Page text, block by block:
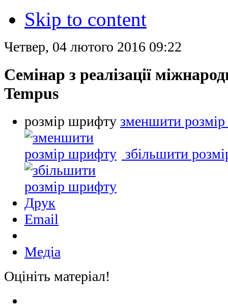
Skip to content
Четвер, 04 лютого 2016 09:22
Cемінар з реалізації
Tempus
розмір шрифту зменшити
збільшити
Друк
Email
Медіа
Оцініть матеріал!